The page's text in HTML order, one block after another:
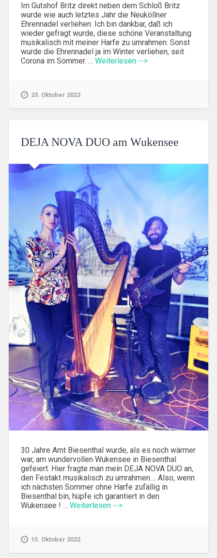
Im Gutshof Britz direkt neben dem Schloß Britz
wurde wie auch letztes Jahr die Neuköllner
Ehrennadel verliehen. Ich bin dankbar, daß ich
wieder gefragt wurde, diese schöne Veranstaltung
musikalisch mit meiner Harfe zu umrahmen. Sonst
wurde die Ehrennadel ja im Winter verliehen, seit
Corona im Sommer. … Weiterlesen -->
23. Oktober 2022
DEJA NOVA DUO am Wukensee
30 Jahre Amt Biesenthal wurde, als es noch wärmer
war, am wundervollen Wukensee in Biesenthal
gefeiert. Hier fragte man mein DEJA NOVA DUO an,
den Festakt musikalisch zu umrahmen.... Also, wenn
ich nächsten Sommer ohne Harfe zufällig in
Biesenthal bin, hüpfe ich garantiert in den
Wukensee ! … Weiterlesen -->
15. Oktober 2022